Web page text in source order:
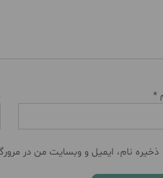
*
ذخیره نام، ایمیل و وبسایت من در